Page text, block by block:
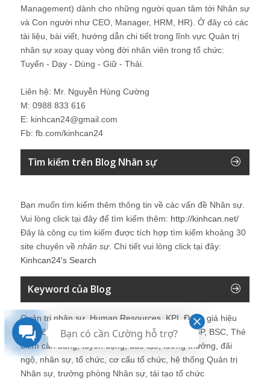
Management) dành cho những người quan tâm tới Nhân sự
và Con người như CEO, Manager, HRM, HR). Ở đây có các
tài liệu, bài viết, hướng dẫn chi tiết trong lĩnh vực Quản trị
nhân sự xoay quay vòng đời nhân viên trong tổ chức:
Tuyển - Dạy - Dùng - Giữ - Thải.
Liên hệ: Mr. Nguyễn Hùng Cường
M: 0988 833 616
E: kinhcan24@gmail.com
Fb: fb.com/kinhcan24
Tìm kiếm trên Blog Nhân sự
Bạn muốn tìm kiếm thêm thông tin về các vấn đề Nhân sự
Vui lòng click tại đây để tìm kiếm thêm: http://kinhcan.net/
Đây là công cụ tìm kiếm được tích hợp tìm kiếm khoảng 30
site chuyên về nhân sự. Chi tiết vui lòng click tại đây:
Kinhcan24′s Search
Keyword của Blog
Quản trị nhân sự, Human Resources, KPI, Đánh giá hiệu
quả công việc, chính sách lương, CnB, lương 3P, BSC, Thẻ
điểm cân bằng, tuyển dụng, đào tạo, lương thưởng, đãi
ngộ, nhân sự, tổ chức, cơ cấu tổ chức, hệ thống Quản trị
Nhân sự, trưởng phòng Nhân sự, tái tạo tổ chức
Bạn có cần Cường hỗ trợ?